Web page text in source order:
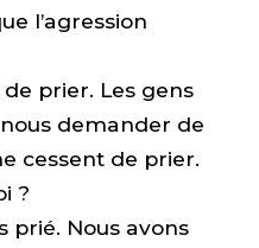
l’agression
prier. Les gens
demander de
cessent de prier.
?
prié. Nous avons